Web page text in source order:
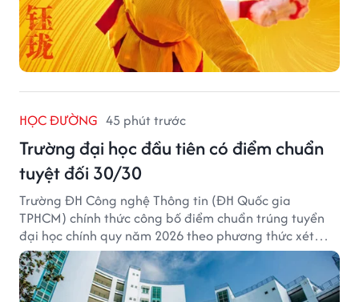
HỌC ĐƯỜNG 45 phút trước
Trường đại học đầu tiên có điểm chuẩn
tuyệt đối 30/30
Trường ĐH Công nghệ Thông tin (ĐH Quốc gia
TPHCM) chính thức công bố điểm chuẩn trúng tuyển
đại học chính quy năm 2026 theo phương thức xét
tuyển tổng hợp.